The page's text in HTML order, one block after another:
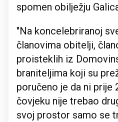
spomen obilježju
"Na koncelebriranoj
članovima obitelji,
proisteklih iz
braniteljima koji su
poručeno je da ni prije
čovjeku nije trebao
svoj prostor samo se